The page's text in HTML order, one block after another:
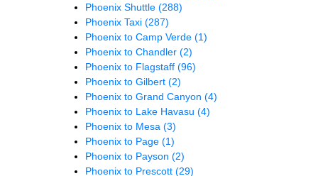
Phoenix Shuttle (288)
Phoenix Taxi (287)
Phoenix to Camp Verde (1)
Phoenix to Chandler (2)
Phoenix to Flagstaff (96)
Phoenix to Gilbert (2)
Phoenix to Grand Canyon (4)
Phoenix to Lake Havasu (4)
Phoenix to Mesa (3)
Phoenix to Page (1)
Phoenix to Payson (2)
Phoenix to Prescott (29)